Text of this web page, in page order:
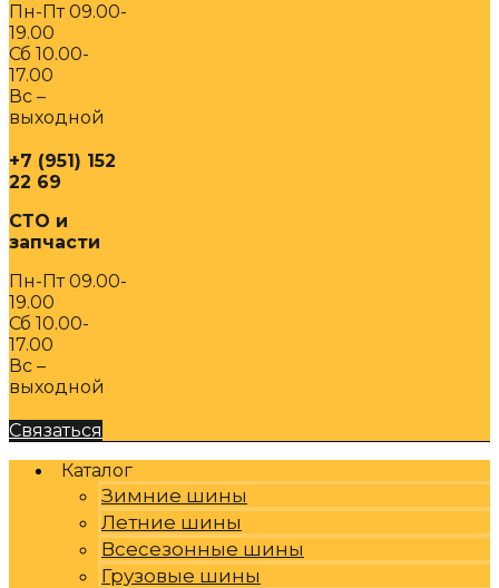
Пн-Пт 09.00-
19.00
Сб 10.00-
17.00
Вс –
выходной
+7 (951) 152
22 69
СТО и
запчасти
Пн-Пт 09.00-
19.00
Сб 10.00-
17.00
Вс –
выходной
Связаться
Каталог
Зимние шины
Летние шины
Всесезонные шины
Грузовые шины